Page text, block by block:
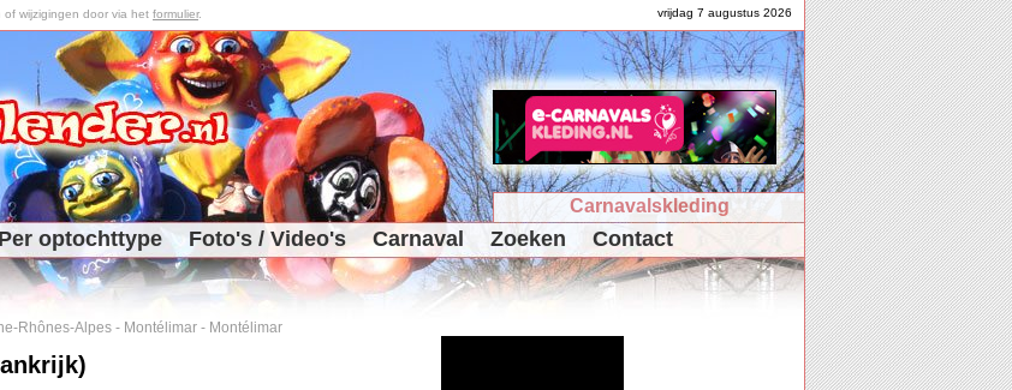
vrijdag 7 augustus 2026
wijzigingen door via het formulier.
Carnavalskleding
Per optochttype Foto's / Video's Carnaval Zoeken Contact
Rhônes-Alpes - Montélimar - Montélimar